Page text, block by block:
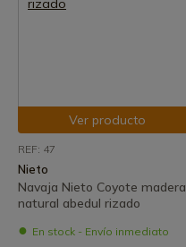
Ver producto
REF: 47
Nieto
Navaja Nieto Coyote madera
natural abedul rizado
En stock - Envío inmediato